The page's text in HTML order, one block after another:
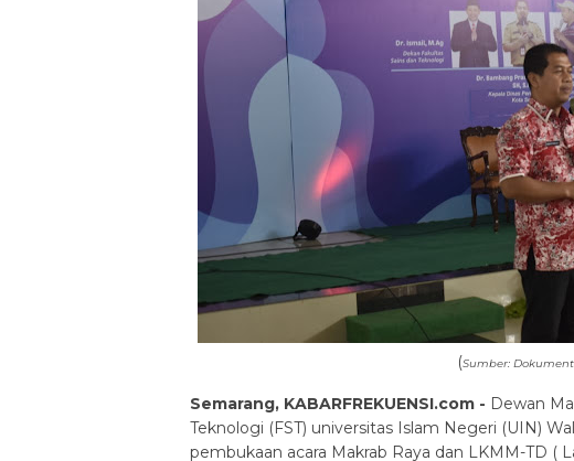
(Sumber:
Semarang, KABARFREKUENSI.com - Dewan
Teknologi (FST) universitas Islam Negeri (UIN)
pembukaan acara Makrab Raya dan LKMM-TD